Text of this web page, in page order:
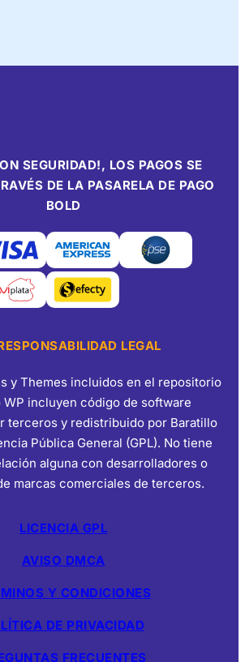
SEGURIDAD!, LOS PAGOS SE
DE LA PASARELA DE PAGO
BOLD
LEGAL
y Themes incluidos en el repositorio
WP incluyen código de software
terceros y redistribuido por Baratillo
Pública General (GPL). No tiene
alguna con desarrolladores o
marcas comerciales de terceros.
LICENCIA GPL
AVISO DMCA
Y CONDICIONES
DE PRIVACIDAD
FRECUENTES